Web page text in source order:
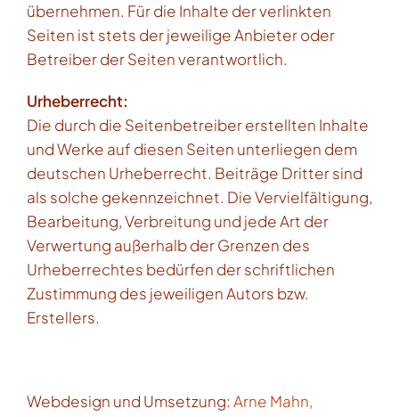
übernehmen. Für die Inhalte der verlinkten
Seiten ist stets der jeweilige Anbieter oder
Betreiber der Seiten verantwortlich.
Urheberrecht:
Die durch die Seitenbetreiber erstellten Inhalte
und Werke auf diesen Seiten unterliegen dem
deutschen Urheberrecht. Beiträge Dritter sind
als solche gekennzeichnet. Die Vervielfältigung,
Bearbeitung, Verbreitung und jede Art der
Verwertung außerhalb der Grenzen des
Urheberrechtes bedürfen der schriftlichen
Zustimmung des jeweiligen Autors bzw.
Erstellers.
Webdesign und Umsetzung: Arne Mahn,